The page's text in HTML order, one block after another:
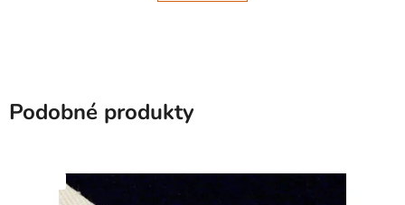
Podobné produkty